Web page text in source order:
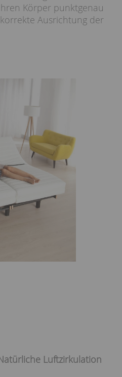
Körper punktgenau
Ausrichtung der
Luftzirkulation